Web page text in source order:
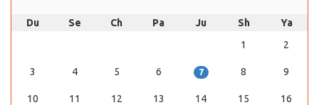
Du Se Ch Pa Ju Sh
Ya
1
2
3 4 5 6 7 8 9
10 11 12 13 14 15 16